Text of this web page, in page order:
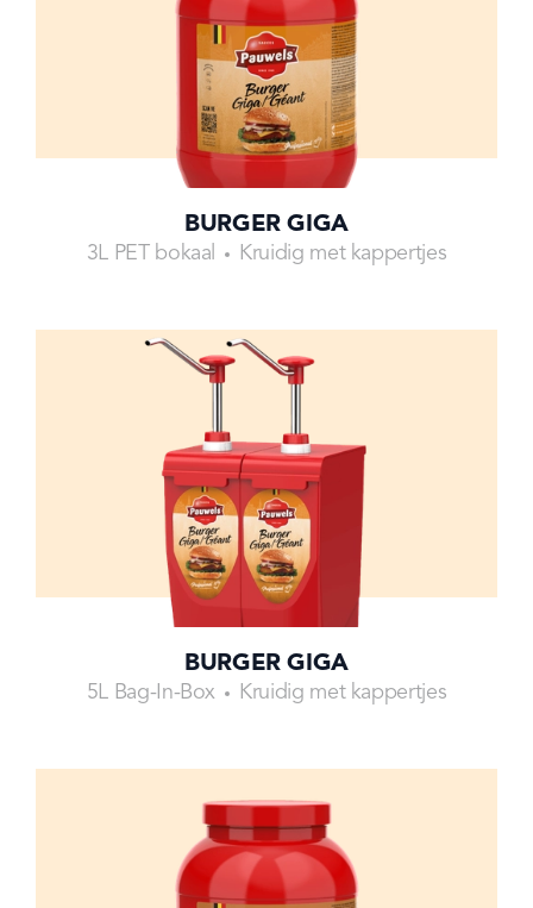
BURGER GIGA
3L PET bokaal Kruidig met kappertjes
BURGER GIGA
5L Bag-In-Box Kruidig met kappertjes